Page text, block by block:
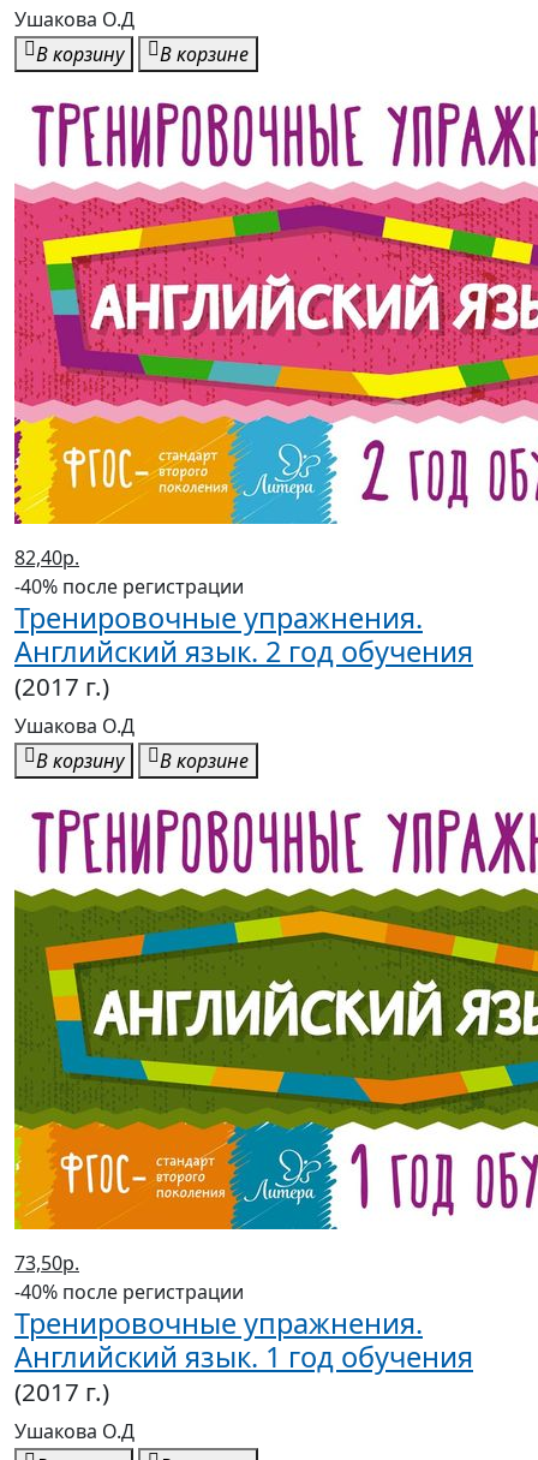
Ушакова О.Д
В корзину
В корзине
82,40р.
-40% после регистрации
Тренировочные упражнения.
Английский язык. 2 год обучения
(2017 г.)
Ушакова О.Д
В корзину
В корзине
73,50р.
-40% после регистрации
Тренировочные упражнения.
Английский язык. 1 год обучения
(2017 г.)
Ушакова О.Д